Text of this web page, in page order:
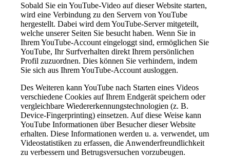
Sobald Sie ein YouTube-Video auf dieser Website starten,
wird eine Verbindung zu den Servern von YouTube
hergestellt. Dabei wird dem YouTube-Server mitgeteilt,
welche unserer Seiten Sie besucht haben. Wenn Sie in
Ihrem YouTube-Account eingeloggt sind, ermöglichen Sie
YouTube, Ihr Surfverhalten direkt Ihrem persönlichen
Profil zuzuordnen. Dies können Sie verhindern, indem
Sie sich aus Ihrem YouTube-Account ausloggen.
Des Weiteren kann YouTube nach Starten eines Videos
verschiedene Cookies auf Ihrem Endgerät speichern oder
vergleichbare Wiedererkennungstechnologien (z. B.
Device-Fingerprinting) einsetzen. Auf diese Weise kann
YouTube Informationen über Besucher dieser Website
erhalten. Diese Informationen werden u. a. verwendet, um
Videostatistiken zu erfassen, die Anwenderfreundlichkeit
zu verbessern und Betrugsversuchen vorzubeugen.